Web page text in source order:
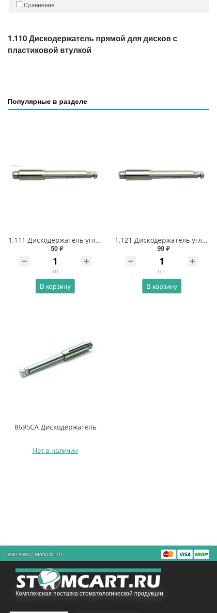
Сравнение
1.110 Дискодержатель прямой для дисков с
пластиковой втулкой
Популярные в разделе
1.111 Дискодержатель угловой для дисков с пластиковой втулкой
50 ₽
шт
В корзину
1.121 Дискодержатель угловой для дисков с металлической втулкой
99 ₽
шт
В корзину
8695CA Дискодержатель
Нет в наличии
2007-2023 © StomCart.ru
Комплексная поставка стоматологической продукции.